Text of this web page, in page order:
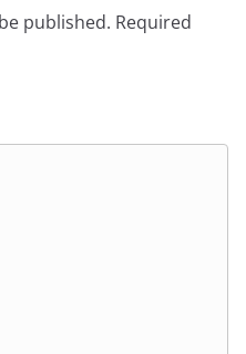
published. Required